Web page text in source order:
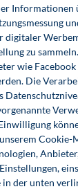
Informationen
digitaler
zu
wie
Die
in der unten